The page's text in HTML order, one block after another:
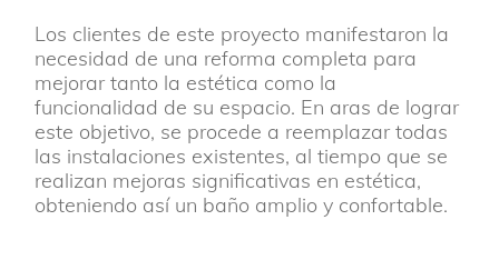
Los clientes de este proyecto manifestaron la
necesidad de una reforma completa para
mejorar tanto la estética como la
funcionalidad de su espacio. En aras de lograr
este objetivo, se procede a reemplazar todas
las instalaciones existentes, al tiempo que se
realizan mejoras significativas en estética,
obteniendo así un baño amplio y confortable.